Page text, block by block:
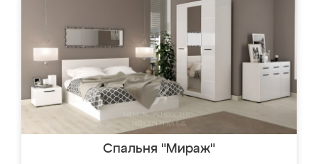
Спальня "Мираж"